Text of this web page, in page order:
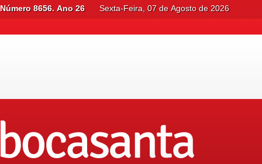
Número 8656. Ano 26 Sexta-Feira, 07 de Agosto de 2026